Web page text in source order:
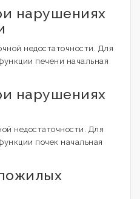
нарушениях
недостаточности. Для
печени начальная
нарушениях
недостаточности. Для
почек начальная